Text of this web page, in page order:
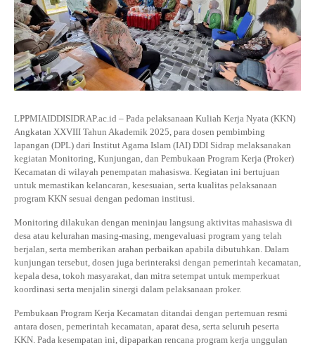
PANDUAN KKN
PANDUAN KTI
INFORMASI KKN
Jurnal Pitu Waliwali
Jurnal Taulempu
DOKUMEN SERTIFIKAT DOSEN DAN SK
LAPORAN PROPOSAL PENELITIAN
LPPMIAIDDISIDRAP.ac.id – Pada pelaksanaan Kuliah Kerja Nyata (KKN)
Angkatan XXVIII Tahun Akademik 2025, para dosen pembimbing
lapangan (DPL) dari Institut Agama Islam (IAI) DDI Sidrap melaksanakan
kegiatan Monitoring, Kunjungan, dan Pembukaan Program Kerja (Proker)
Kecamatan di wilayah penempatan mahasiswa. Kegiatan ini bertujuan
untuk memastikan kelancaran, kesesuaian, serta kualitas pelaksanaan
program KKN sesuai dengan pedoman institusi.
Monitoring dilakukan dengan meninjau langsung aktivitas mahasiswa di
desa atau kelurahan masing-masing, mengevaluasi program yang telah
berjalan, serta memberikan arahan perbaikan apabila dibutuhkan. Dalam
kunjungan tersebut, dosen juga berinteraksi dengan pemerintah kecamatan,
kepala desa, tokoh masyarakat, dan mitra setempat untuk memperkuat
koordinasi serta menjalin sinergi dalam pelaksanaan proker.
Pembukaan Program Kerja Kecamatan ditandai dengan pertemuan resmi
antara dosen, pemerintah kecamatan, aparat desa, serta seluruh peserta
KKN. Pada kesempatan ini, dipaparkan rencana program kerja unggulan